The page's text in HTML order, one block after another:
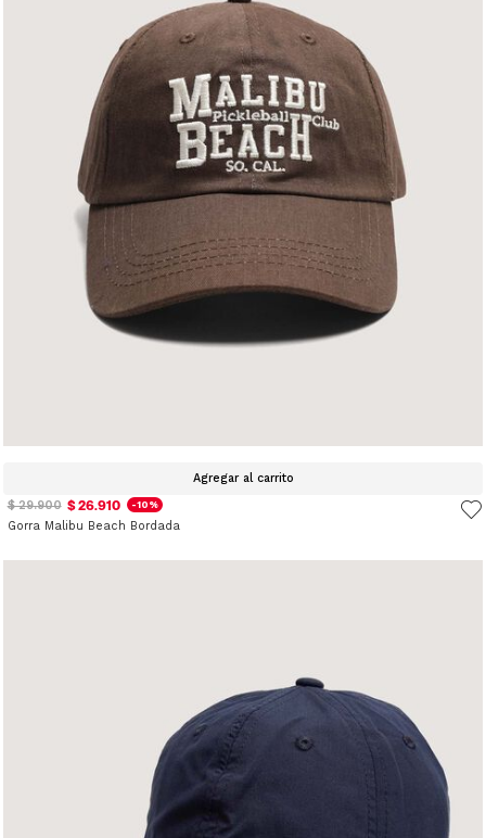
Agregar al carrito
$ 29.900 $ 26.910 -10%
Gorra Malibu Beach Bordada